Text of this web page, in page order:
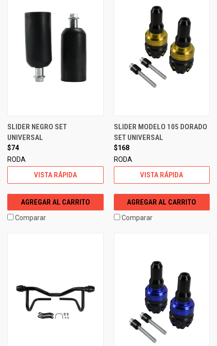
SLIDER NEGRO SET
UNIVERSAL
$74
RODA
VISTA RÁPIDA
AGREGAR AL CARRITO
Comparar
SLIDER MODELO 105 DORADO
SET UNIVERSAL
$168
RODA
VISTA RÁPIDA
AGREGAR AL CARRITO
Comparar